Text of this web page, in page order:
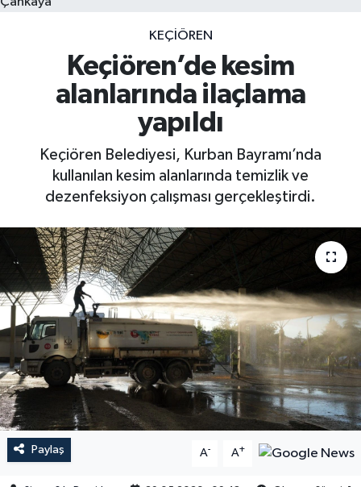
KEÇIÖREN
Keçiören’de kesim
alanlarında ilaçlama
yapıldı
Keçiören Belediyesi, Kurban Bayramı’nda
kullanılan kesim alanlarında temizlik ve
dezenfeksiyon çalışması gerçekleştirdi.
Paylaş A- A+